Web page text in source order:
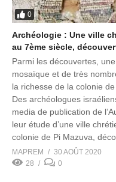
0
Archéologie : Une ville
au 7ème siècle,
Parmi les découvertes,
mosaïque et de très
la richesse de la colonie de
Des archéologues
media de publication de
leur étude d’une ville
colonie de Pi Mazuva,
MAPREM
30 AOÛT 2020
28
0